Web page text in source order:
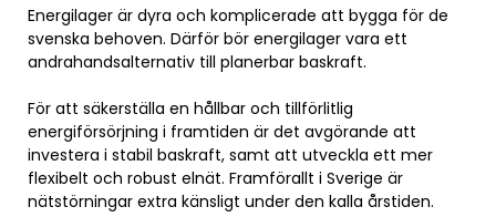
Energilager är dyra och komplicerade att bygga för de
svenska behoven. Därför bör energilager vara ett
andrahandsalternativ till planerbar baskraft.
För att säkerställa en hållbar och tillförlitlig
energiförsörjning i framtiden är det avgörande att
investera i stabil baskraft, samt att utveckla ett mer
flexibelt och robust elnät. Framförallt i Sverige är
nätstörningar extra känsligt under den kalla årstiden.